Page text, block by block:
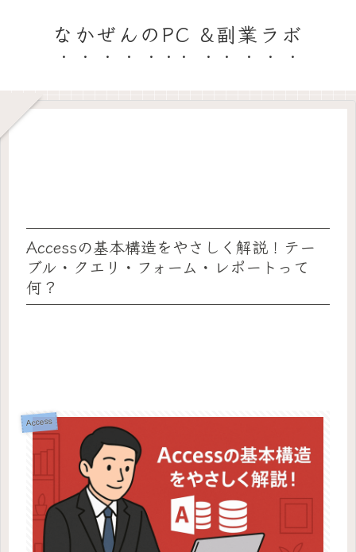
なかぜんのPC &副業ラボ
Accessの基本構造をやさしく解説！テー
ブル・クエリ・フォーム・レポートって
何？
Access